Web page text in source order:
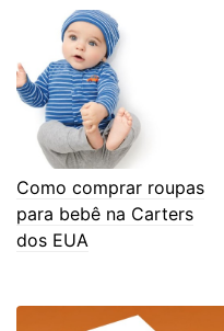
Como comprar roupas
para bebê na Carters
dos EUA